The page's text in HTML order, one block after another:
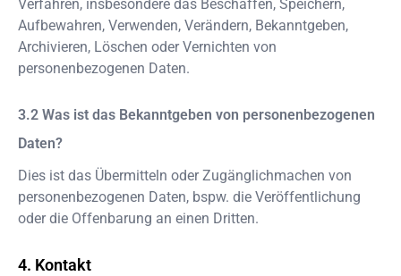
Verfahren, insbesondere das Beschaffen, Speichern,
Aufbewahren, Verwenden, Verändern, Bekanntgeben,
Archivieren, Löschen oder Vernichten von
personenbezogenen Daten.
Was ist das Bekanntgeben von personenbezogenen
Daten?
Dies ist das Übermitteln oder Zugänglichmachen von
personenbezogenen Daten, bspw. die Veröffentlichung
oder die Offenbarung an einen Dritten.
Kontakt